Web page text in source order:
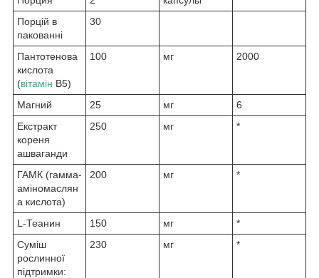
Порцій в
пакованні
30
Пантотенова
кислота
(вітамін В5)
100 мг 2000
Магний 25 мг
6
Екстракт
кореня
ашваганди
250 мг *
ГАМК (гамма-
аміномаслян
а кислота)
200 мг *
L-Теанин 150 мг
*
Суміш
рослинної
підтримки:
230 мг *